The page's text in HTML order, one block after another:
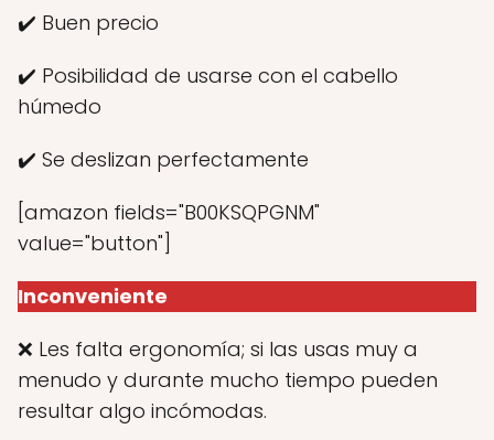
✔️ Buen precio
✔️ Posibilidad de usarse con el cabello
húmedo
✔️ Se deslizan perfectamente
[amazon fields="B00KSQPGNM"
value="button"]
Inconveniente
❌ Les falta ergonomía; si las usas muy a
menudo y durante mucho tiempo pueden
resultar algo incómodas.